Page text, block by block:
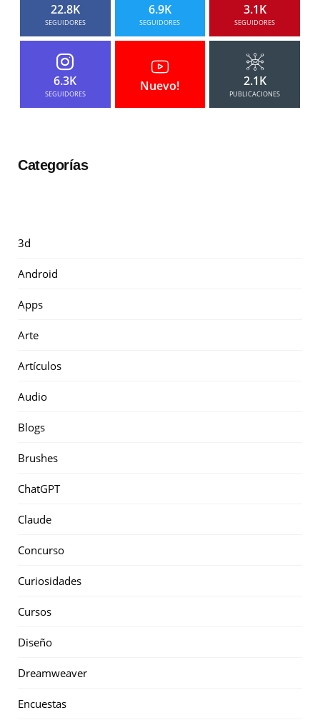
22.8K
SEGUIDORES
6.9K
SEGUIDORES
3.1K
SEGUIDORES
6.3K
SEGUIDORES
Nuevo! 2.1K
PUBLICACIONES
Categorías
3d
Android
Apps
Arte
Artículos
Audio
Blogs
Brushes
ChatGPT
Claude
Concurso
Curiosidades
Cursos
Diseño
Dreamweaver
Encuestas